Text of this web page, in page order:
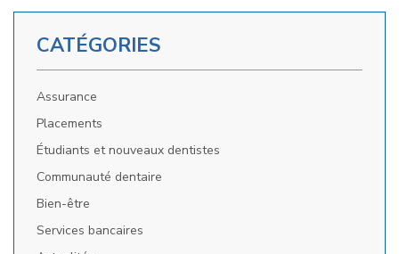
CATÉGORIES
Assurance
Placements
Étudiants et nouveaux dentistes
Communauté dentaire
Bien-être
Services bancaires